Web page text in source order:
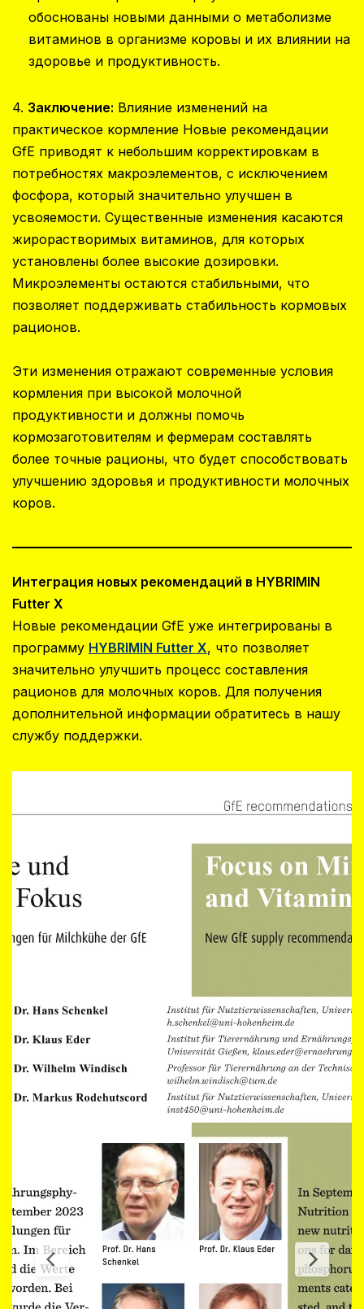
обоснованы новыми данными о метаболизме
витаминов в организме коровы и их влиянии на
здоровье и продуктивность.
4. Заключение: Влияние изменений на
практическое кормление Новые рекомендации
GfE приводят к небольшим корректировкам в
потребностях макроэлементов, с исключением
фосфора, который значительно улучшен в
усвояемости. Существенные изменения касаются
жирорастворимых витаминов, для которых
установлены более высокие дозировки.
Микроэлементы остаются стабильными, что
позволяет поддерживать стабильность кормовых
рационов.
Эти изменения отражают современные условия
кормления при высокой молочной
продуктивности и должны помочь
кормозаготовителям и фермерам составлять
более точные рационы, что будет способствовать
улучшению здоровья и продуктивности молочных
коров.
Интеграция новых рекомендаций в HYBRIMIN
Futter X
Новые рекомендации GfE уже интегрированы в
программу HYBRIMIN Futter X, что позволяет
значительно улучшить процесс составления
рационов для молочных коров. Для получения
дополнительной информации обратитесь в нашу
службу поддержки.